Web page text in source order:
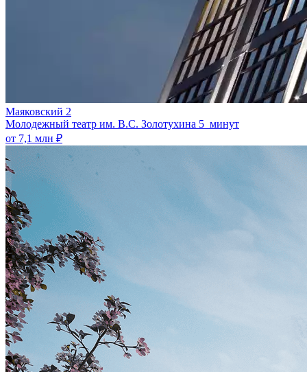
Маяковский 2
Молодежный театр им. В.С. Золотухина 5 минут
от 7,1 млн ₽